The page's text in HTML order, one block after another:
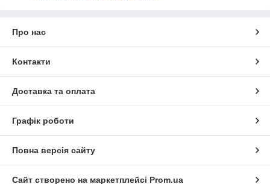
Про нас
Контакти
Доставка та оплата
Графік роботи
Повна версія сайту
Сайт створено на маркетплейсі Prom.ua